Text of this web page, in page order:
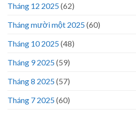
Tháng 12 2025(62)
Tháng mười một 2025(60)
Tháng 10 2025(48)
Tháng 9 2025(59)
Tháng 8 2025(57)
Tháng 7 2025(60)